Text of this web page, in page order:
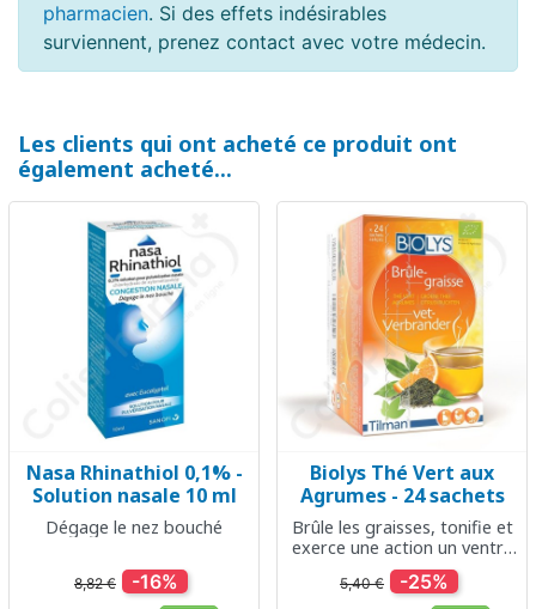
pharmacien. Si des effets indésirables
surviennent, prenez contact avec votre médecin.
Les clients qui ont acheté ce produit ont
également acheté...
Nasa Rhinathiol 0,1% -
Solution nasale 10 ml
Dégage le nez bouché
8,82 € -16%
Biolys Thé Vert aux
Agrumes - 24 sachets
Brûle les graisses, tonifie et
exerce une action un ventre
plat
5,40 € -25%